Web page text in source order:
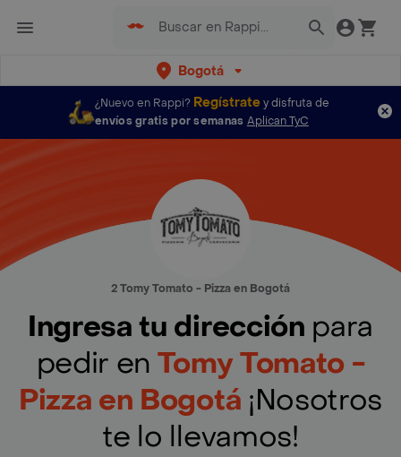
Bogotá
¿Nuevo en Rappi? Regístratey disfruta de
envíos gratis por semanas Aplican TyC
2 Tomy Tomato - Pizza en Bogotá
Ingresa tu dirección para
pedir en Tomy Tomato -
Pizza en Bogotá ¡Nosotros
te lo llevamos!